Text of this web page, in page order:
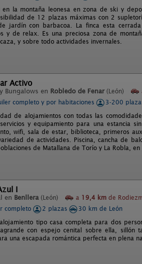
en la montaña leonesa en zona de ski y
de 12 plazas máximas con 2
jardín con barbacoa. La finca esta
y de relax. Es una preciosa zona de
y sobre todo actividades invernales.
Activo
Bungalows en Robledo de Fenar (León)
completo y por habitaciones
3-200
de alojamientos con todas las
y equipamiento para una estancia
wifi, sala de estar, biblioteca, primeros
de actividades. Piscina, cancha de
de Matallana de Torío y La Robla, en
I
en Benllera (León) a 19,4 km de
completo
2 plazas
30 km de León
tipo casa completa para dos
con espejo cenital sobre ella,
una escapada romántica perfecta en plena